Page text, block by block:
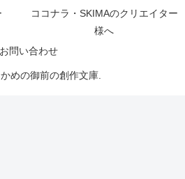
ココナラ・SKIMAのクリエイター
様へ
お問い合わせ
めの御前の創作文庫.